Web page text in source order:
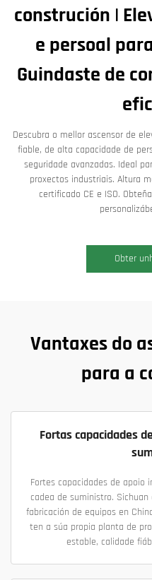
construción |
e persoal
Guindaste de
Descubra o mellor ascensor de
fiable, de alta capacidade de
seguridade avanzadas. Ideal
proxectos industriais. Altura
certificado CE e ISO.
Obter
Vantaxes do
para a
Fortas capacidades
Fortes capacidades de apoio
cadea de suministro.
fabricación de equipos en
ten a súa propia planta de
estable, calidade